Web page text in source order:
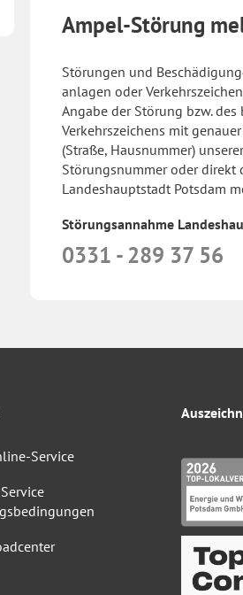
Ampel-Störung
Störungen und
anlagen oder
Angabe der Störung bzw. des
Verkehrszeichens mit
(Straße, Hausnummer)
Störungsnummer oder direkt
Landeshauptstadt Potsdam
Störungsannahme
0331 - 289 37 56
Service